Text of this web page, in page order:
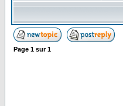
Page 1 sur1